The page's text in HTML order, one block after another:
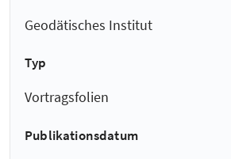
Geodätisches Institut
Typ
Vortragsfolien
Publikationsdatum